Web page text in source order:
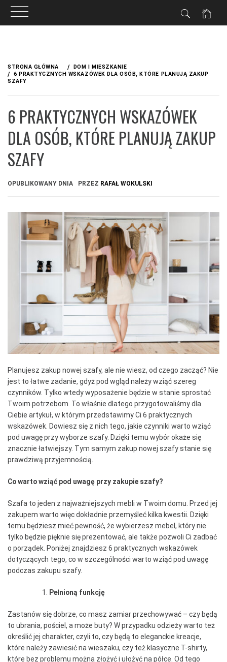
treściSTRONA GŁÓWNA
DOM I MIESZKANIE
6 PRAKTYCZNYCH WSKAZÓWEK DLA OSÓB, KTÓRE PLANUJĄ ZAKUP
SZAFY
6 PRAKTYCZNYCH WSKAZÓWEK
DLA OSÓB, KTÓRE PLANUJĄ ZAKUP
SZAFY
OPUBLIKOWANY DNIA PRZEZ RAFAŁ WOKULSKI
Planujesz zakup nowej szafy, ale nie wiesz, od czego zacząć? Nie
jest to łatwe zadanie, gdyż pod wgląd należy wziąć szereg
czynników. Tylko wtedy wyposażenie będzie w stanie sprostać
Twoim potrzebom. To właśnie dlatego przygotowaliśmy dla
Ciebie artykuł, w którym przedstawimy Ci 6 praktycznych
wskazówek. Dowiesz się z nich tego, jakie czynniki warto wziąć
pod uwagę przy wyborze szafy. Dzięki temu wybór okaże się
znacznie łatwiejszy. Tym samym zakup nowej szafy stanie się
prawdziwą przyjemnością.
Co warto wziąć pod uwagę przy zakupie szafy?
Szafa to jeden z najważniejszych mebli w Twoim domu. Przed jej
zakupem warto więc dokładnie przemyśleć kilka kwestii. Dzięki
temu będziesz mieć pewność, że wybierzesz mebel, który nie
tylko będzie pięknie się prezentować, ale także pozwoli Ci zadbać
o porządek. Poniżej znajdziesz 6 praktycznych wskazówek
dotyczących tego, co w szczególności warto wziąć pod uwagę
podczas zakupu szafy.
Pełnioną funkcję
Zastanów się dobrze, co masz zamiar przechowywać – czy będą
to ubrania, pościel, a może buty? W przypadku odzieży warto też
określić jej charakter, czyli to, czy będą to eleganckie kreacje,
które należy zawiesić na wieszaku, czy też klasyczne T-shirty,
które bez problemu można złożyć i ułożyć na półce. Od tego